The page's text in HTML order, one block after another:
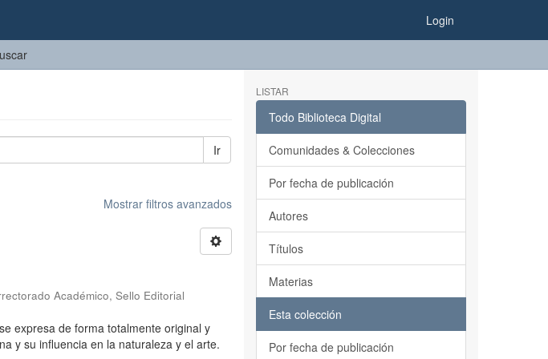
Login
Ir
Mostrar filtros avanzados
Académico, Sello Editorial
expresa de forma totalmente original y
y su influencia en la naturaleza y el arte.
LISTAR
Todo Biblioteca Digital
Comunidades & Colecciones
Por fecha de publicación
Autores
Títulos
Materias
Esta colección
Por fecha de publicación